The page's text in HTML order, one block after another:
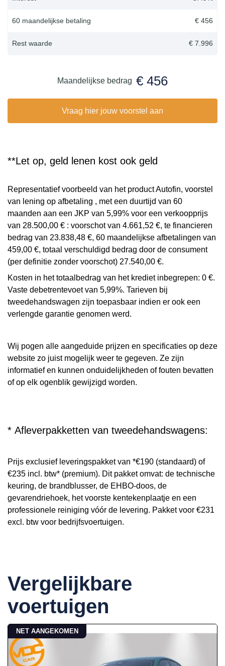
60 maandelijkse betaling € 456
Rest waarde € 7.996
Maandelijkse bedrag € 456
Vraag hier jouw voorstel aan
**Let op, geld lenen kost ook geld
Representatief voorbeeld van het product Autofin, voorstel
van lening op afbetaling , met een duurtijd van 60
maanden aan een JKP van 5,99% voor een verkoopprijs
van 28.500,00 € : voorschot van 4.661,52 €, te financieren
bedrag van 23.838,48 €, 60 maandelijkse afbetalingen van
459,00 €, totaal verschuldigd bedrag door de consument
(per definitie zonder voorschot) 27.540,00 €.
Kosten in het totaalbedrag van het krediet inbegrepen: 0 €.
Vaste debetrentevoet van 5,99%. Tarieven bij
tweedehandswagen zijn toepasbaar indien er ook een
verlengde garantie genomen werd.
Wij pogen alle aangeduide prijzen en specificaties op deze
website zo juist mogelijk weer te gegeven. Ze zijn
informatief en kunnen onduidelijkheden of fouten bevatten
of op elk ogenblik gewijzigd worden.
* Afleverpakketten van tweedehandswagens:
Prijs exclusief leveringspakket van *€190 (standaard) of
€235 incl. btw* (premium). Dit pakket omvat: de technische
keuring, de brandblusser, de EHBO-doos, de
gevarendriehoek, het voorste kentekenplaatje en een
professionele reiniging vóór de levering. Pakket voor €231
excl. btw voor bedrijfsvoertuigen.
Vergelijkbare
voertuigen
NET AANGEKOMEN